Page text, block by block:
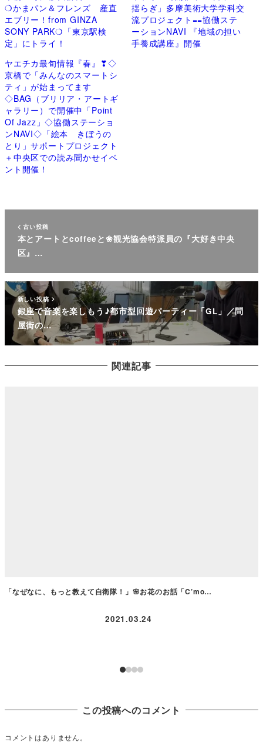
❍かまパン＆フレンズ 産直
エブリー！from GINZA
SONY PARK❍「東京駅検
定」にトライ！
揺らぎ」多摩美術大学学科交
流プロジェクト==協働ステ
ーションNAVI 『地域の担い
手養成講座』開催
ヤエチカ最旬情報『春』❣◇
京橋で「みんなのスマートシ
ティ」が始まってます
◇BAG（ブリリア・アートギ
ャラリー）で開催中「Point
Of Jazz」◇協働ステーショ
ンNAVI◇「絵本 きぼうの
とり」サポートプロジェクト
＋中央区での読み聞かせイベ
ント開催！
古い投稿
本とアートとcoffeeと❀観光協会特派員の『大好き中央
区』…
新しい投稿
銀座で音楽を楽しもう♪都市型回遊パーティー「GL」／問
屋街の…
関連記事
「なぜなに、もっと教えて自衛隊！」🌸お花のお話「C’mo…
2021.03.24
この投稿へのコメント
コメントはありません。